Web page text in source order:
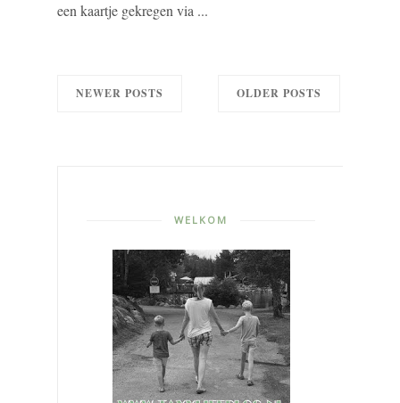
een kaartje gekregen via ...
NEWER POSTS OLDER POSTS
WELKOM